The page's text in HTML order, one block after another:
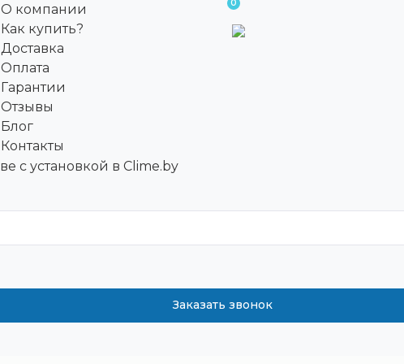
О компании
Как купить?
Доставка
Оплата
Гарантии
Отзывы
Блог
Контакты
Заказать звонок
0